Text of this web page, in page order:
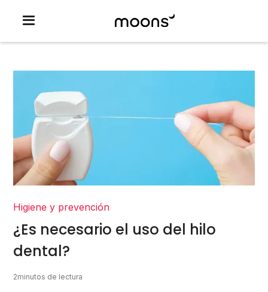
Higiene y prevención
¿Es necesario el uso del hilo
dental?
2minutos de lectura